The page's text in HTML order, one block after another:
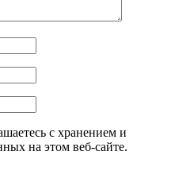
с хранением и
на этом веб-сайте.